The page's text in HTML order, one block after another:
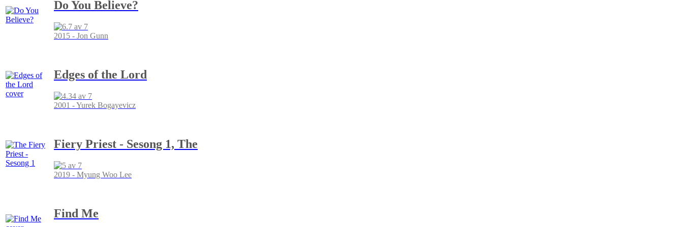
Do You Believe?
2015 - Jon Gunn
Edges of the Lord
2001 - Yurek Bogayevicz
Fiery Priest - Sesong 1, The
2019 - Myung Woo Lee
Find Me